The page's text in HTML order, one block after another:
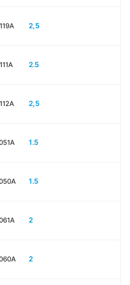
2,5
2.5
2,5
1.5
1.5
2
2